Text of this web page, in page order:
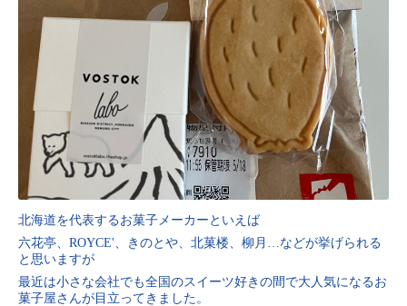
北海道を代表するお菓子メーカーといえば
六花亭、ROYCE'、きのとや、北菓楼、柳月…などが挙げられる
と思いますが
最近は小さな会社でも全国のスイーツ好きの間で大人気になるお
菓子屋さんが目立ってきました。